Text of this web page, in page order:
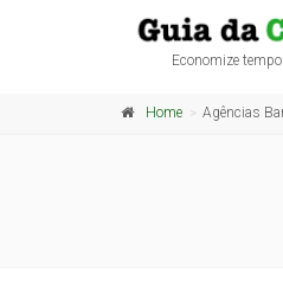
Economize
Home Agências